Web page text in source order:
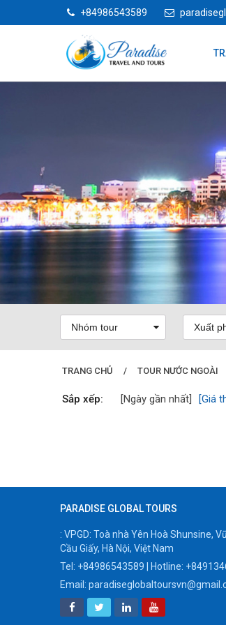
+84986543589
TRANG CHỦ / TOUR NƯỚC NGOÀI
Sắp xếp: [Ngày gần nhất] [Giá
PARADISE GLOBAL TOURS
: VPGD: Toà nhà Yên Hoà Shunsine,
Cầu Giấy, Hà Nội, Việt Nam
Tel: +84986543589 | Hotline:
Email: